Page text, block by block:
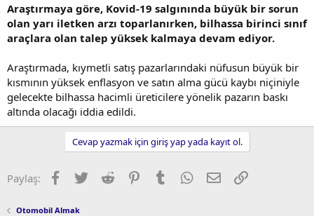
Araştırmaya göre, Kovid-19 salgınında büyük bir sorun
olan yarı iletken arzı toparlanırken, bilhassa birinci sınıf
araçlara olan talep yüksek kalmaya devam ediyor.
Araştırmada, kıymetli satış pazarlarındaki nüfusun büyük bir
kısmının yüksek enflasyon ve satın alma gücü kaybı niçiniyle
gelecekte bilhassa hacimli üreticilere yönelik pazarın baskı
altında olacağı iddia edildi.
Cevap yazmak için giriş yap yada kayıt ol.
Paylaş: Facebook
TwitterReddit PinterestTumblrWhatsApp
E-postaLink
Otomobil Almak